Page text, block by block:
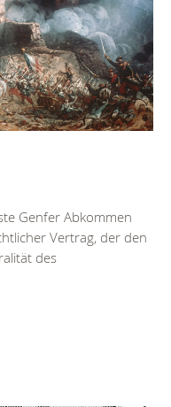
Genfer Abkommen
Vertrag, der den
des